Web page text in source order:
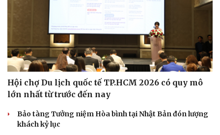
Văn hóa
Sân khấu - Điện ảnh
Văn học
Âm nhạc
Di sản
Giải trí
Nghệ sĩ
Thời trang
Hội chợ Du lịch quốc tế TP.HCM 2026 có quy mô
lớn nhất từ trước đến nay
Bảo tàng Tưởng niệm Hòa bình tại Nhật Bản đón lượng
khách kỷ lục